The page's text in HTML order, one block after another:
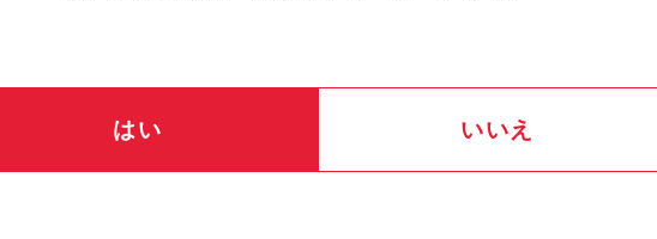
はい いいえ